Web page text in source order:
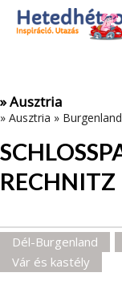
Az oldal sütiket
Adatvédelmi
» Ausztria
» Ausztria » Burgenland
RECHNITZ
Dél-Burgenland
Vár és kastély